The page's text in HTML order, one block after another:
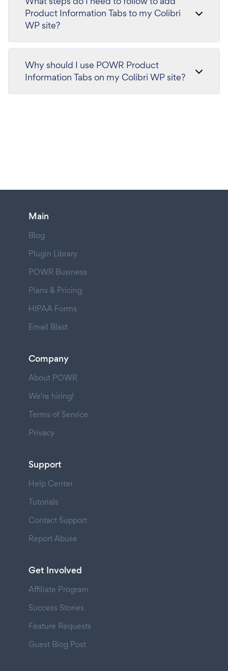
Product Information Tabs to my Colibri
WP site?
Why should I use POWR Product
Information Tabs on my Colibri WP site?
Main
Blog
Plugin Library
POWR Business
Plans & Pricing
HIPAA Forms
Email Blast
Company
About POWR
We're hiring!
Terms of Service
Privacy
Support
Help Center
Tutorials
Contact Support
Report Abuse
Get Involved
Affiliate Program
Success Stories
Feature Requests
Guest Blog Post